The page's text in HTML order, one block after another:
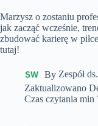
Marzysz o zostaniu
jak zacząć wcześnie,
zbudować karierę w
tutaj!
By Zespół
Zaktualizowano
Czas czytania min